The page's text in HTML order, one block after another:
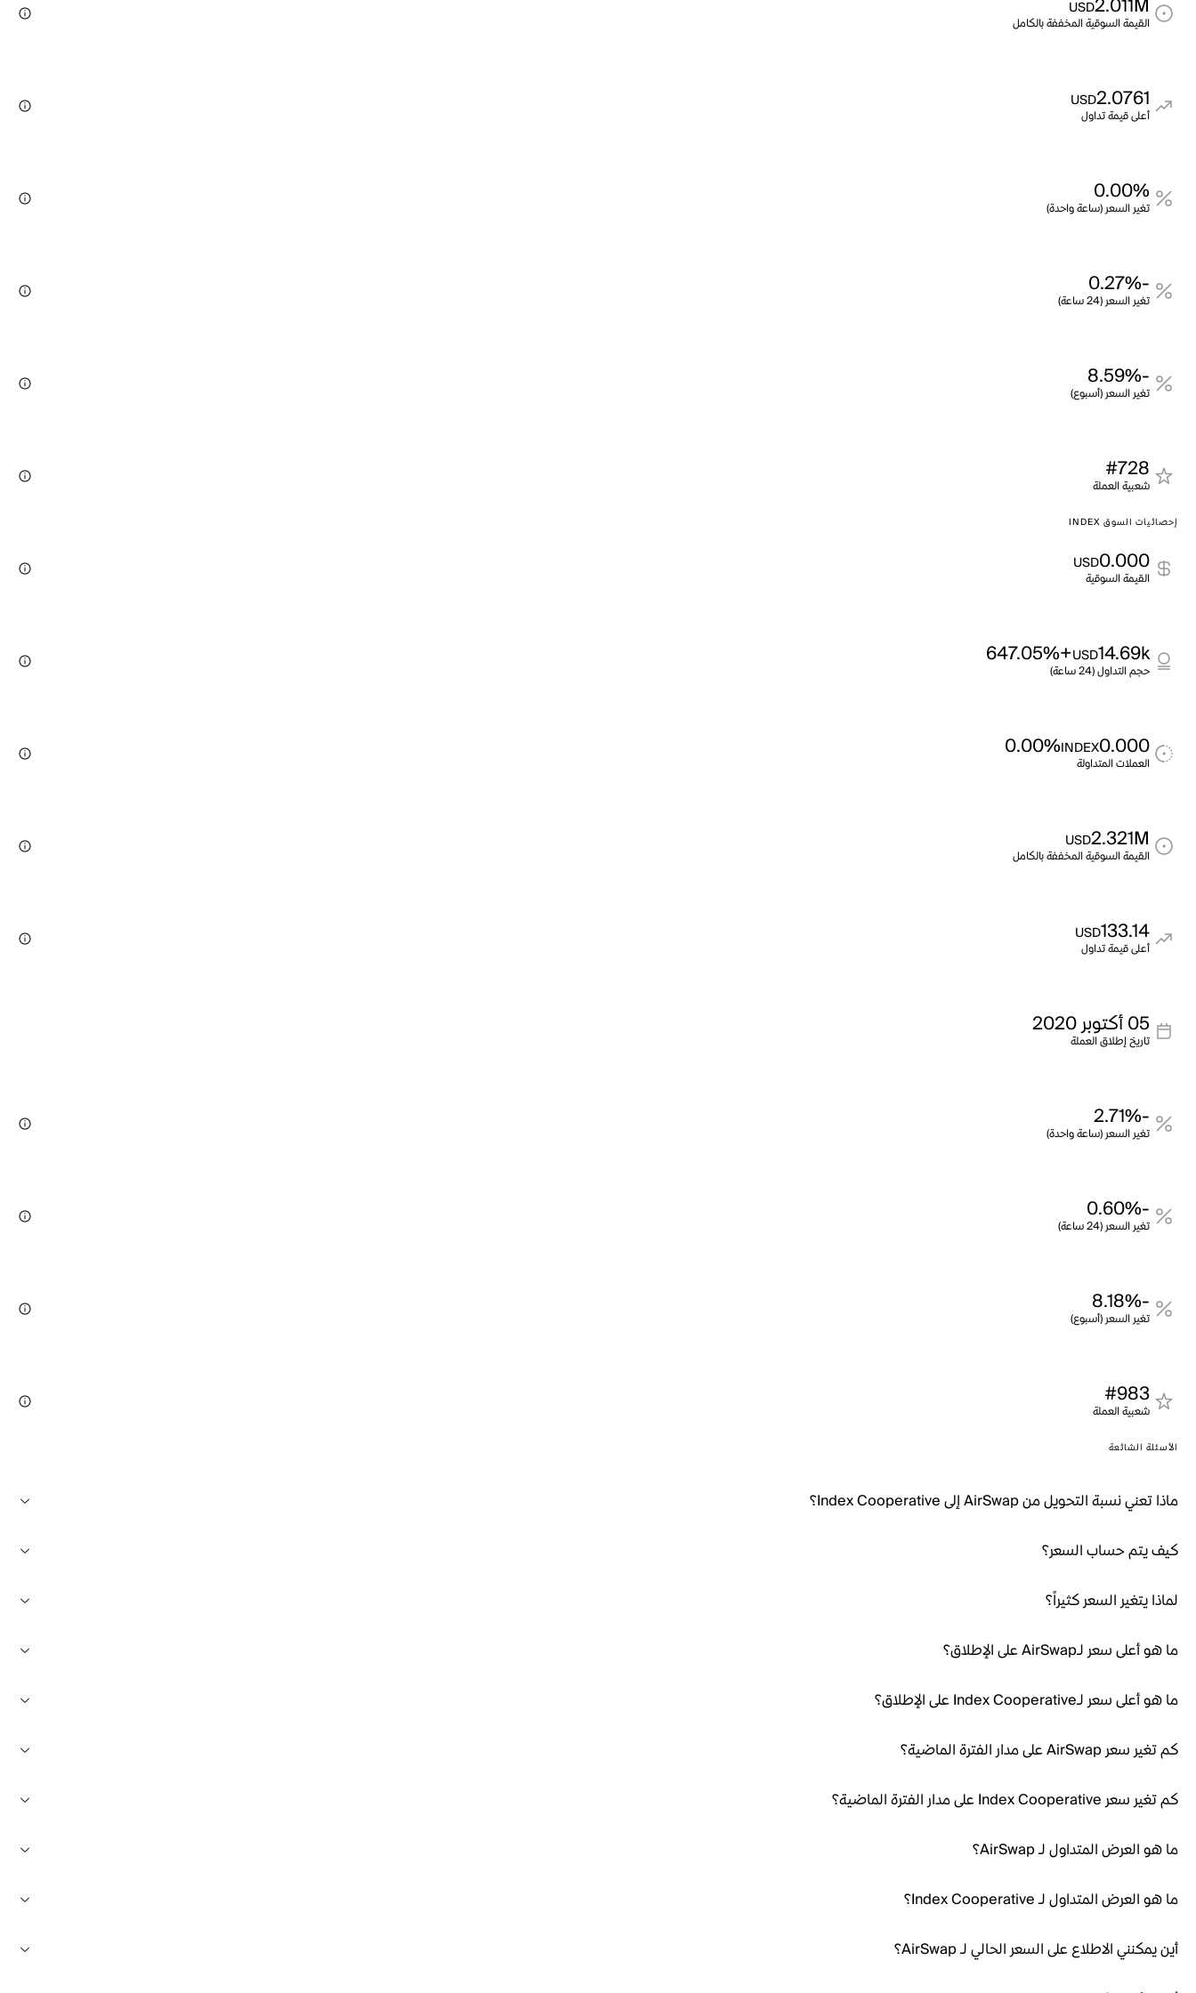
2.011M
USD
القيمة السوقية المخففة بالكامل
2.0761
USD
أعلى قيمة تداول
0.00%
تغير السعر (ساعة واحدة)
-0.27%
تغير السعر (24 ساعة)
-8.59%
تغير السعر (أسبوع)
#728
شعبية العملة
إحصائيات السوق INDEX
0.000
USD
القيمة السوقية
14.69k
USD
+647.05%
حجم التداول (24 ساعة)
0.000
INDEX
0.00%
العملات المتداولة
2.321M
USD
القيمة السوقية المخففة بالكامل
133.14
USD
أعلى قيمة تداول
05 أكتوبر 2020
تاريخ إطلاق العملة
-2.71%
تغير السعر (ساعة واحدة)
-0.60%
تغير السعر (24 ساعة)
-8.18%
تغير السعر (أسبوع)
#983
شعبية العملة
الأسئلة الشائعة
ماذا تعني نسبة التحويل من AirSwap إلى Index Cooperative؟
كيف يتم حساب السعر؟
لماذا يتغير السعر كثيراً؟
ما هو أعلى سعر لـAirSwap على الإطلاق؟
ما هو أعلى سعر لـIndex Cooperative على الإطلاق؟
كم تغير سعر AirSwap على مدار الفترة الماضية؟
كم تغير سعر Index Cooperative على مدار الفترة الماضية؟
ما هو العرض المتداول لـ AirSwap؟
ما هو العرض المتداول لـ Index Cooperative؟
أين يمكنني الاطلاع على السعر الحالي لـ AirSwap؟